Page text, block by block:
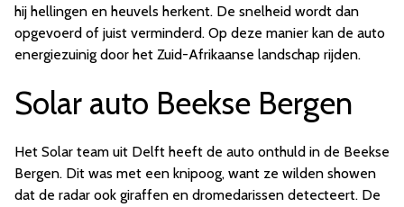
hij hellingen en heuvels herkent. De snelheid wordt dan
opgevoerd of juist verminderd. Op deze manier kan de auto
energiezuinig door het Zuid-Afrikaanse landschap rijden.
Solar auto Beekse Bergen
Het Solar team uit Delft heeft de auto onthuld in de Beekse
Bergen. Dit was met een knipoog, want ze wilden showen
dat de radar ook giraffen en dromedarissen detecteert. De